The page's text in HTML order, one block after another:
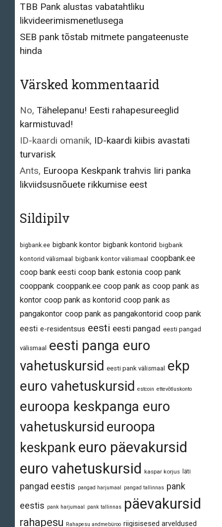
TBB Pank alustas vabatahtliku
likvideerimismenetlusega
SEB pank tõstab mitmete pangateenuste
hinda
Värsked kommentaarid
No, Tähelepanu! Eesti rahapesureeglid
karmistuvad!
ID-kaardi omanik, ID-kaardi kiibis avastati
turvarisk
Ants, Euroopa Keskpank trahvis Iiri panka
likviidsusnõuete rikkumise eest
Sildipilv
bigbank.ee bigbank kontor bigbank kontorid bigbank
kontorid välismaal
bigbank kontor välismaal coopbank.ee
coop bank eesti coop bank estonia coop pank
cooppank cooppank.ee coop pank as coop pank as
kontor coop pank as kontorid coop pank as
pangakontor coop pank as pangakontorid coop pank
eesti e-residentsus eesti eesti pangad eesti pangad
välismaal
eesti panga euro
vahetuskursid eesti pank välismaal
ekp
euro vahetuskursid estcoin ettevõtluskonto
euroopa keskpanga euro
vahetuskursid euroopa
keskpankeuro päevakursid
euro vahetuskursid kaspar korjus läti
pangad eestis pangad harjumaal pangad tallinnas pank
eestis pank harjumaal pank tallinnas päevakursid
rahapesu Rahapesu andmebüroo riigisisesed arveldused